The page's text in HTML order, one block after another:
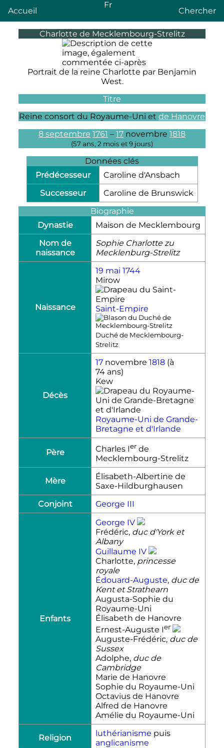
Accueil
Fr
Chercher
Charlotte de Mecklembourg-Strelitz
Portrait de la reine Charlotte par Benjamin
West.
Titre
Reine consort du Royaume-Uni et de Hanovre
8 septembre 1761 – 17 novembre 1818
(57 ans, 2 mois et 9 jours)
Données clés
Prédécesseur
Caroline d'Ansbach
Successeur
Caroline de Brunswick
Biographie
Dynastie
Maison de Mecklembourg
Nom de
naissance
Sophie Charlotte zu
Mecklenburg-Strelitz
Naissance
19 mai 1744
Mirow
Saint-Empire
Duché de Mecklembourg-
Strelitz
Décès
17 novembre 1818 (à
74 ans)
Kew
Royaume-Uni de Grande-
Bretagne et d'Irlande
Père Charles Ier de
Mecklembourg-Strelitz
Mère
Élisabeth-Albertine de
Saxe-Hildburghausen
Conjoint
George III
Enfants
George IV
Frédéric, duc d'York et
Albany
Guillaume IV
Charlotte, princesse
royale
Édouard-Auguste, duc de
Kent et Strathearn
Augusta-Sophie du
Royaume-Uni
Élisabeth de Hanovre
Ernest-Auguste Ier
Auguste-Frédéric, duc de
Sussex
Adolphe, duc de
Cambridge
Marie de Hanovre
Sophie du Royaume-Uni
Octavius de Hanovre
Alfred de Hanovre
Amélie du Royaume-Uni
Religion luthérianisme puis
anglicanisme